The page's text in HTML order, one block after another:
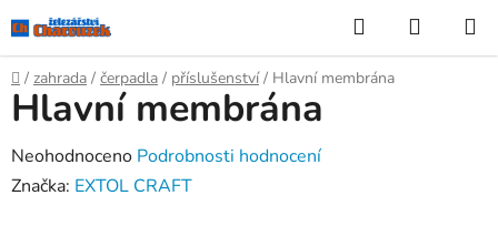
na
obsah
Hledat
KOŠÍK
Domů
/ zahrada / čerpadla / příslušenství / Hlavní membrána
Hlavní membrána
Průměrné
hodnocení
Neohodnoceno Podrobnosti hodnocení
Značka: EXTOL CRAFT